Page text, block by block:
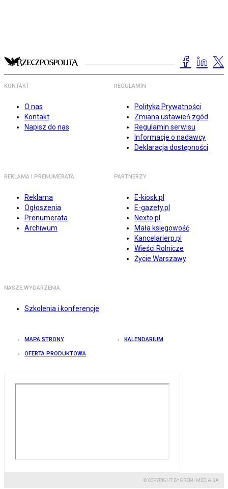
KONTAKT
O nas
Kontakt
Napisz do nas
REGULAMIN
Polityka Prywatności
Zmiana ustawień zgód
Regulamin serwisu
Informacje o nadawcy
Deklaracja dostępności
REKLAMA I PRENUMERATA
Reklama
Ogłoszenia
Prenumerata
Archiwum
PARTNERZY
E-kiosk.pl
E-gazety.pl
Nexto.pl
Mała księgowość
Kancelarierp.pl
Wieści Rolnicze
Życie Warszawy
NASZE WYDARZENIA
Szkolenia i konferencje
MAPA STRONY KALENDARIUM
OFERTA PRODUKTOWA
© COPYRIGHT BY GREMI MEDIA SA